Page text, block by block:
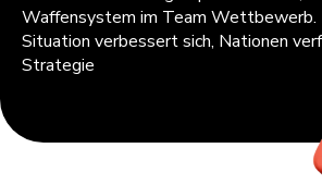
Waffensystem im Team Wettbewerb.
Situation verbessert sich, Nationen
Strategie